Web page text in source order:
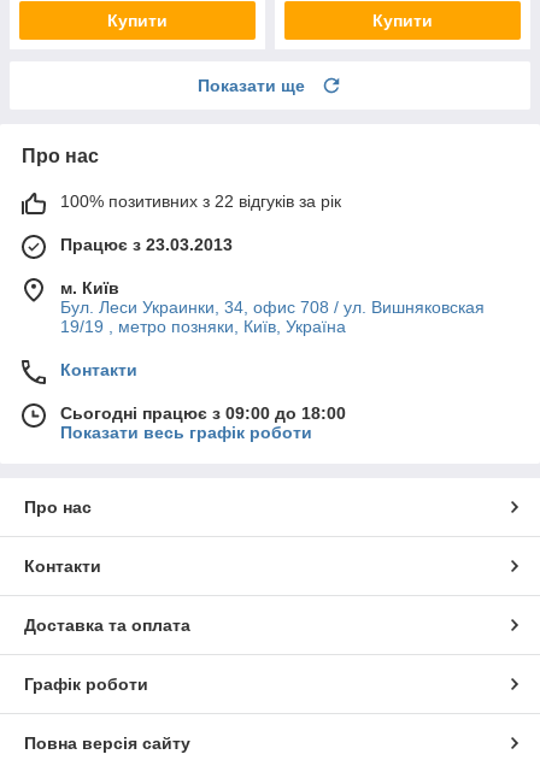
Купити Купити
Показати ще
Про нас
100% позитивних з 22 відгуків за рік
Працює з 23.03.2013
м. Київ
Бул. Леси Украинки, 34, офис 708 / ул. Вишняковская
19/19 , метро позняки, Київ, Україна
Контакти
Сьогодні працює з 09:00 до 18:00
Показати весь графік роботи
Про нас
Контакти
Доставка та оплата
Графік роботи
Повна версія сайту